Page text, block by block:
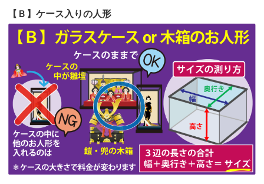
第56回人形供養祭 令和4年10月19日(水)
第55回人形供養祭令和4年9月8日(木)
第54回人形供養祭令和4年8月1日(月)
第53回人形供養祭令和4年7月1日(金)
第52回人形供養祭令和4年5月17日(火)
第51回人形供養祭令和4年4月18日(月)
第50回人形供養祭令和4年3月15日(火)
【Ｂ】ケース入りの人形